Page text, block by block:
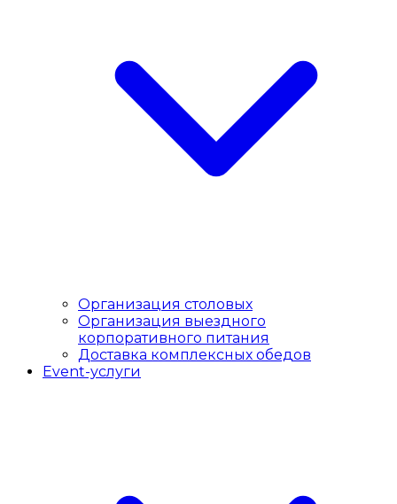
Организация столовых
Организация выездного
корпоративного питания
Доставка комплексных обедов
Event-услуги